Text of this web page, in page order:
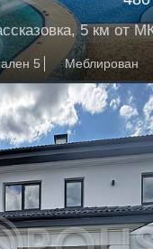
5 км от
5 Меблирован